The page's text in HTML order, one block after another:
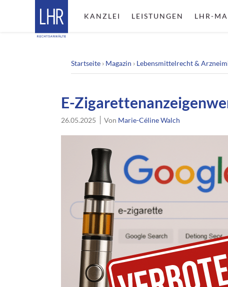
KANZLEI LEISTUNGEN LHR-
Startseite › Magazin › Lebensmittelrecht &
E-
26.05.2025 Von Marie-Céline Walch